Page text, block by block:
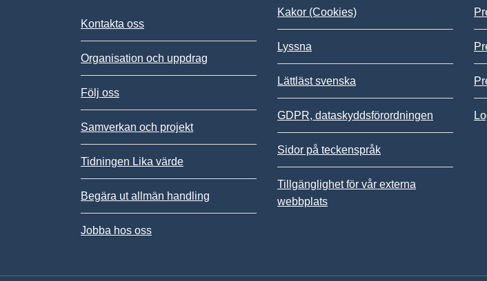
Kontakta oss
Organisation och uppdrag
Följ oss
Samverkan och projekt
Tidningen Lika värde
Begära ut allmän handling
Jobba hos oss
Kakor (Cookies)
Lyssna
Lättläst svenska
GDPR, dataskyddsförordningen
Sidor på teckenspråk
Tillgänglighet för vår externa
webbplats